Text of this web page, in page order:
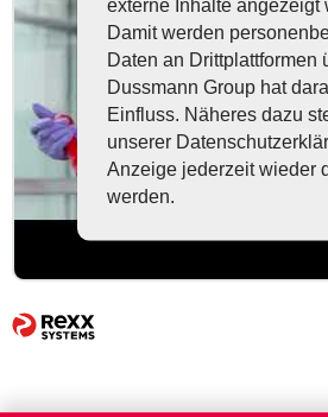
externe Inhalte angezeigt
Damit werden
Daten an Drittplattformen
Dussmann Group hat
Einfluss. Näheres dazu
unserer
Anzeige jederzeit wieder
werden.